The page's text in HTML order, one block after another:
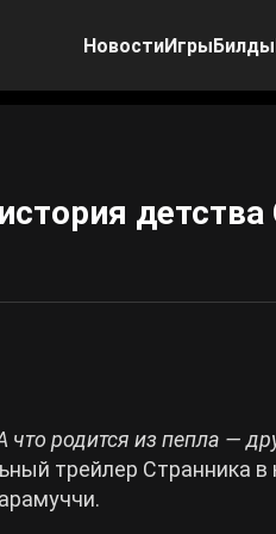
НовостиИгрыБилды
детства
что родится из пепла —
трейлер Странника в